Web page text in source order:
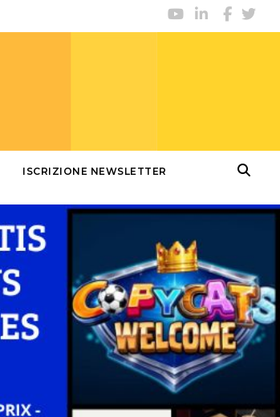
ISCRIZIONE NEWSLETTER